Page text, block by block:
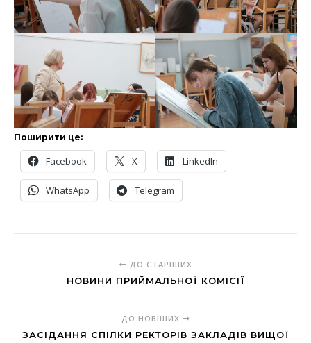
Поширити це:
Facebook X LinkedIn
WhatsApp Telegram
ДО СТАРІШИХ
НОВИНИ ПРИЙМАЛЬНОЇ КОМІСІЇ
ДО НОВІШИХ
ЗАСІДАННЯ СПІЛКИ РЕКТОРІВ ЗАКЛАДІВ ВИЩОЇ